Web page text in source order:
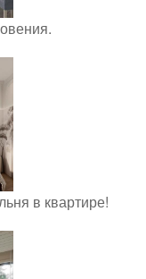
в квартире!